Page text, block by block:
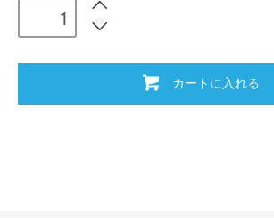
カートに入れる